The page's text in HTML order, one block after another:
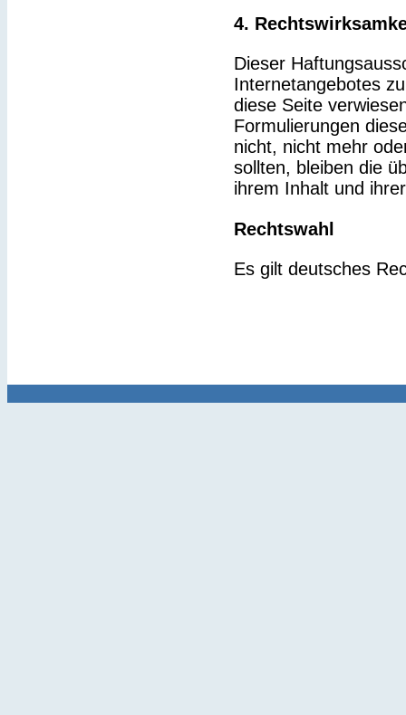
4.
Dieser
Internetangebotes
diese Seite
Formulierungen
nicht, nicht mehr
sollten, bleiben die
ihrem Inhalt und
Rechtswahl
Es gilt deutsches